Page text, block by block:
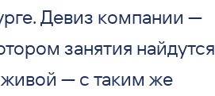
Девиз компании —
занятия найдутся
— с таким же